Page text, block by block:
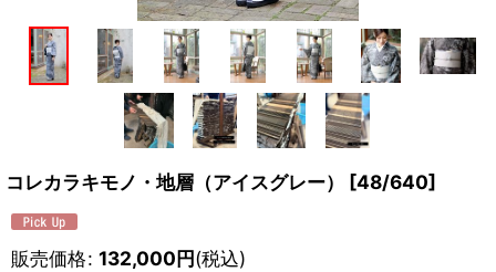
コレカラキモノ・地層（アイスグレー） [48/640]
販売価格: 132,000円(税込)